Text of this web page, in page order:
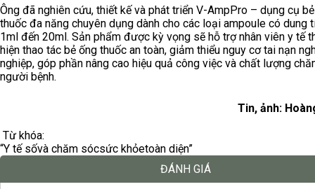
Ông đã nghiên cứu, thiết kế và phát triển V-AmpPro – dụng cụ
thuốc đa năng chuyên dụng dành cho các loại ampoule có dung
1ml đến 20ml. Sản phẩm được kỳ vọng sẽ hỗ trợ nhân viên y tế
hiện thao tác bẻ ống thuốc an toàn, giảm thiểu nguy cơ tai nạn
nghiệp, góp phần nâng cao hiệu quả công việc và chất lượng
người bệnh.
Tin, ảnh:
Từ khóa:
“Y tế sốvà chăm sócsức khỏetoàn diện”
ĐÁNH GIÁ